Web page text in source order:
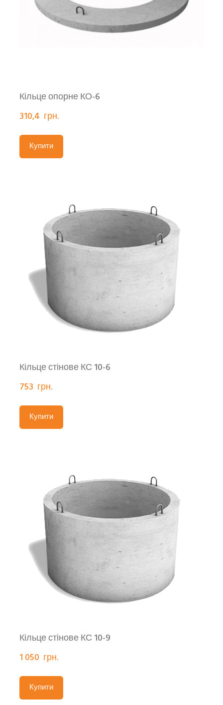
Кільце опорне КО-6
310,4  грн.
Купити
Кільце стінове КС 10-6
753  грн.
Купити
Кільце стінове КС 10-9
1 050  грн.
Купити